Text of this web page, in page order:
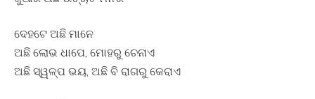
ଦେହଟେ ଅଛି ମାନେ
ଅଛି ଲୋଭ ଧାପେ, ମୋହରୁ ଚେନାଏ
ଅଛି ସ୍ୱଳ୍ପ ଭୟ, ଅଛି ବି ରାଗରୁ କେରାଏ